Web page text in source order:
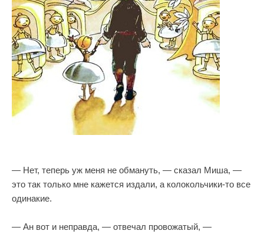
— Нет, теперь уж меня не обмануть, — сказал Миша, —
это так только мне кажется издали, а колокольчики-то все
одинакие.
— Ан вот и неправда, — отвечал провожатый, —